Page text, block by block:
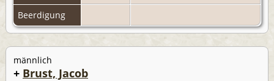
Beerdigung
männlich
+ Brust, Jacob